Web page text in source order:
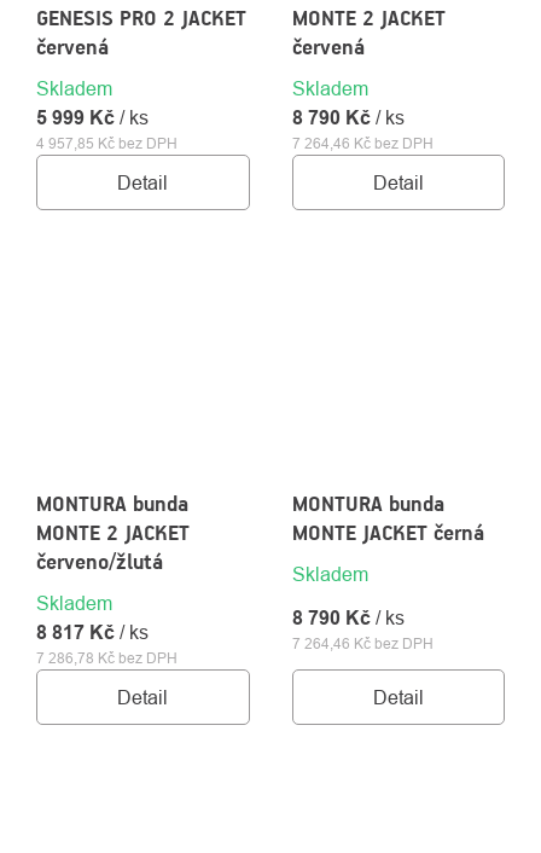
GENESIS PRO 2 JACKET
červená
Skladem
4 957,85 Kč bez DPH
5 999 Kč / ks
Detail
MONTE 2 JACKET
červená
Skladem
7 264,46 Kč bez DPH
8 790 Kč / ks
Detail
MONTURA bunda
MONTE 2 JACKET
červeno/žlutá
Skladem
7 286,78 Kč bez DPH
8 817 Kč / ks
Detail
MONTURA bunda
MONTE JACKET černá
Skladem
7 264,46 Kč bez DPH
8 790 Kč / ks
Detail